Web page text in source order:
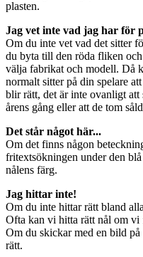
plasten.
Jag vet inte vad jag har för
Om du inte vet vad det sitter
du byta till den röda fliken
välja fabrikat och modell. Då
normalt sitter på din spelare
blir rätt, det är inte ovanligt att
årens gång eller att de tom
Det står något här...
Om det finns någon
fritextsökningen under den
nålens färg.
Jag hittar inte!
Om du inte hittar rätt bland
Ofta kan vi hitta rätt nål om vi
Om du skickar med en bild
rätt.